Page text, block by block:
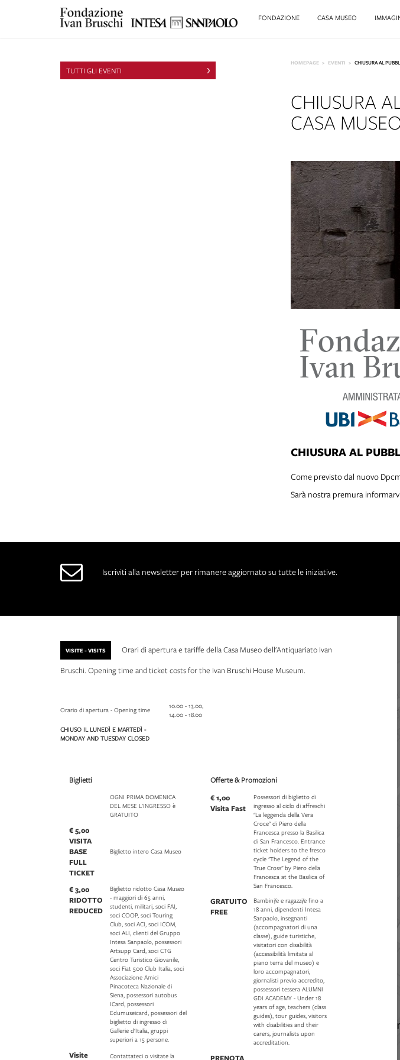
FONDAZIONE CASA MUSEO
TUTTI GLI EVENTI
HOMEPAGE EVENTI CHIUSURA AL
CHIUSURA
CASA
CHIUSURA AL
Come previsto dal nuovo
Sarà nostra premura
Iscriviti alla newsletter per rimanere aggiornato su tutte le iniziative.
VISITE - VISITS
Orari di apertura e tariffe della Casa Museo dell'Antiquariato Ivan
Bruschi. Opening time and ticket costs for the Ivan Bruschi House Museum.
Orario di apertura - Opening time
10.00 - 13.00,
14.00 - 18.00
CHIUSO IL LUNEDÌ E MARTEDÌ -
MONDAY AND TUESDAY CLOSED
Biglietti
OGNI PRIMA DOMENICA
DEL MESE L'INGRESSO è
GRATUITO
€ 5,00
VISITA
BASE
FULL
TICKET
Biglietto intero Casa Museo
€ 3,00
RIDOTTO
REDUCED
Biglietto ridotto Casa Museo
- maggiori di 65 anni,
studenti, militari, soci FAI,
soci COOP, soci Touring
Club, soci ACI, soci ICOM,
soci ALI, clienti del Gruppo
Intesa Sanpaolo, possessori
Artsupp Card, soci CTG
Centro Turistico Giovanile,
soci Fiat 500 Club Italia, soci
Associazione Amici
Pinacoteca Nazionale di
Siena, possessori autobus
ICard, possessori
Edumuseicard, possessori del
biglietto di ingresso di
Gallerie d'Italia, gruppi
superiori a 15 persone.
Visite Contattateci o visitate la
Offerte & Promozioni
€ 1,00
Visita Fast
Possessori di biglietto di
ingresso al ciclo di affreschi
"La leggenda della Vera
Croce" di Piero della
Francesca presso la Basilica
di San Francesco. Entrance
ticket holders to the fresco
cycle "The Legend of the
True Cross" by Piero della
Francesca at the Basilica of
San Francesco.
GRATUITO
FREE
Bambini/e e ragazzi/e fino a
18 anni, dipendenti Intesa
Sanpaolo, insegnanti
(accompagnatori di una
classe), guide turistiche,
visitatori con disabilità
(accessibilità limitata al
piano terra del museo) e
loro accompagnatori,
giornalisti previo accredito,
possessori tessera ALUMNI
GDI ACADEMY - Under 18
years of age, teachers (class
guides), tour guides, visitors
with disabilities and their
carers, journalists upon
accreditation.
PRENOTA